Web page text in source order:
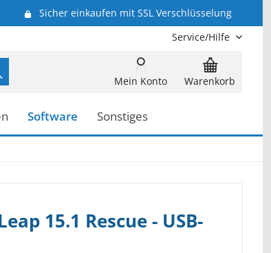
Sicher einkaufen mit SSL Verschlüsselung
Service/Hilfe
Warenkorb
Mein Konto
Software Sonstiges
15.1 Rescue - USB-